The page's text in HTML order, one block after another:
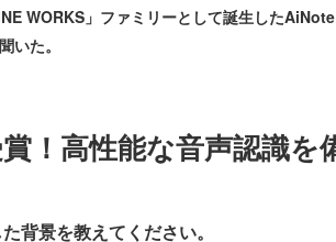
WORKS」ファミリーとして誕生した
いた。
！高性能な音声認識を
背景を教えてください。